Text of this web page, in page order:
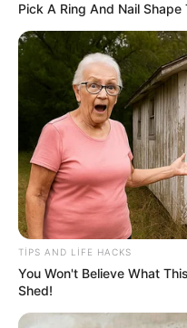
23:09 / 05 Avqust 2026
Mal ətinin
VİDEO
70
Pick A Ring And Nail
TIPS AND LIFE HACKS
You Won't Believe What
Shed!